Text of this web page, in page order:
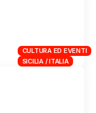
CULTURA ED EVENTI
SICILIA / ITALIA